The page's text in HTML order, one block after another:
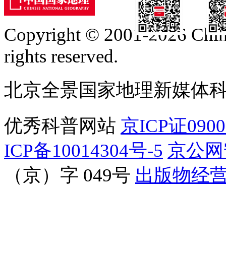
订阅号
Copyright © 2001-2026
rights reserved.
北京全景国家地理新媒体
优秀科普网站 京ICP证
ICP备10014304号-5 京公
（京）字 049号 出版物经